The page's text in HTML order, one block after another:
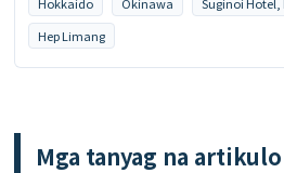
n
n
g
a
Hep Limang
Mga tanyag na artikulo